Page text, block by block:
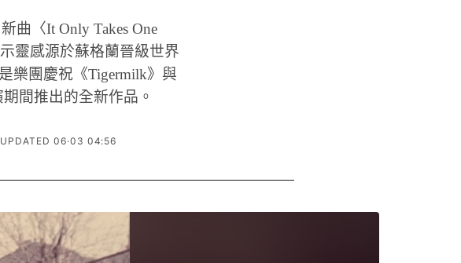
曲〈It Only Takes One
靈感源於蘇格蘭晉級世界
樂團慶祝《Tigermilk》與
期間推出的全新作品。
UPDATED 06·03 04:56